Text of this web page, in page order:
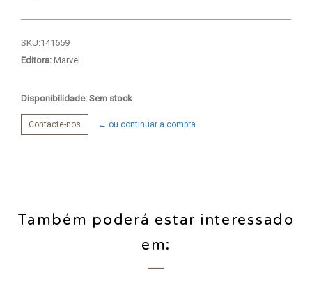
SKU:141659
Editora: Marvel
Disponibilidade: Sem stock
Contacte-nos ← ou continuar a compra
Também poderá estar interessado
em: